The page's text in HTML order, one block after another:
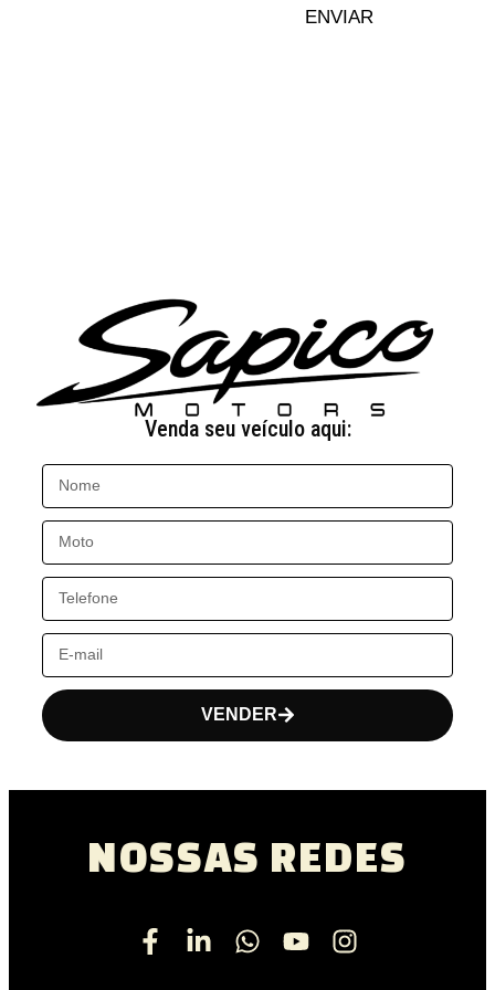
ENVIAR
Venda seu veículo aqui:
VENDER
NOSSAS REDES